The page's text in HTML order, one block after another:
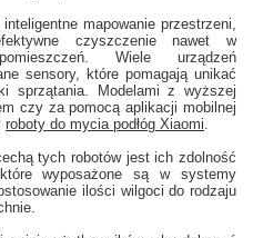
mapowanie przestrzeni,
czyszczenie nawet w
Wiele urządzeń
sensory, które pomagają unikać
sprzątania. Modelami z wyższej
czy za pomocą aplikacji mobilnej
roboty do mycia podłóg Xiaomi.
tych robotów jest ich zdolność
wyposażone są w systemy
ilości wilgoci do rodzaju